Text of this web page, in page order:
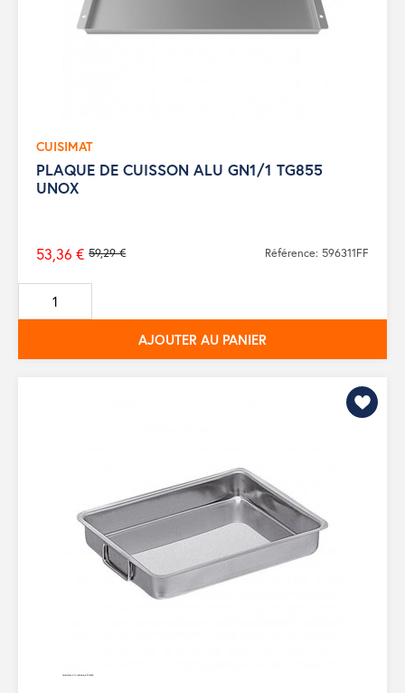
CUISIMAT
PLAQUE DE CUISSON ALU GN1/1 TG855
UNOX
Prix
de
base
59,29 €
53,36 € Référence: 596311FF
AJOUTER AU PANIER